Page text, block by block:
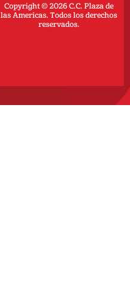
Copyright © 2026 C.C. Plaza de
las Americas. Todos los derechos
reservados.